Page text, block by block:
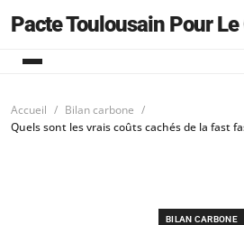
Pacte Toulousain Pour
Accueil
Bilan carbone
Quels sont les vrais coûts cachés de la fast
BILAN CARBONE